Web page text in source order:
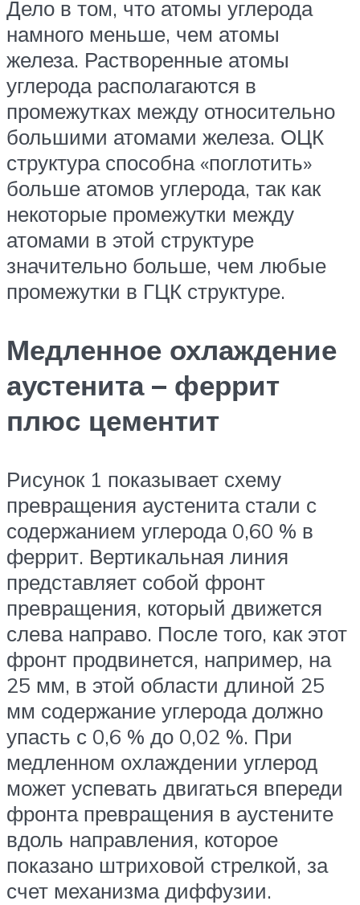
Дело в том, что атомы углерода
намного меньше, чем атомы
железа. Растворенные атомы
углерода располагаются в
промежутках между относительно
большими атомами железа. ОЦК
структура способна «поглотить»
больше атомов углерода, так как
некоторые промежутки между
атомами в этой структуре
значительно больше, чем любые
промежутки в ГЦК структуре.
Медленное охлаждение
аустенита – феррит
плюс цементит
Рисунок 1 показывает схему
превращения аустенита стали с
содержанием углерода 0,60 % в
феррит. Вертикальная линия
представляет собой фронт
превращения, который движется
слева направо. После того, как этот
фронт продвинется, например, на
25 мм, в этой области длиной 25
мм содержание углерода должно
упасть с 0,6 % до 0,02 %. При
медленном охлаждении углерод
может успевать двигаться впереди
фронта превращения в аустените
вдоль направления, которое
показано штриховой стрелкой, за
счет механизма диффузии.